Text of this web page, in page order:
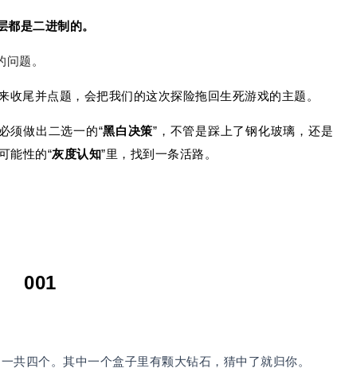
是二进制的。
题。
收尾并点题，会把我们的这次探险拖回生死游戏的主题。
须做出二选一的“黑白决策”，不管是踩上了钢化玻璃，还是
能性的“灰度认知”里，找到一条活路。
001
共四个。其中一个盒子里有颗大钻石，猜中了就归你。